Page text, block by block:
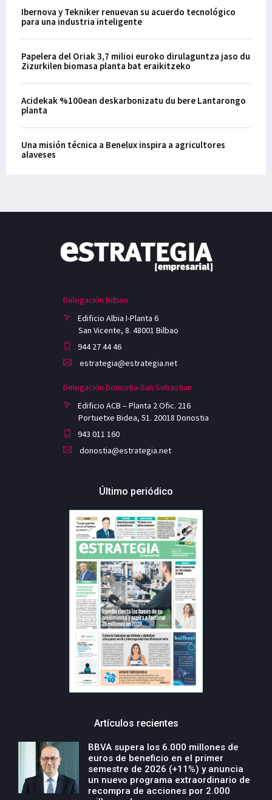
Ibernova y Tekniker renuevan su acuerdo tecnológico
para una industria inteligente
Papelera del Oriak 3,7 milioi euroko dirulaguntza jaso du
Zizurkilen biomasa planta bat eraikitzeko
Acidekak %100ean deskarbonizatu du bere Lantarongo
planta
Una misión técnica a Benelux inspira a agricultores
alaveses
Delegación Bilbao
Edificio Albia I-Planta 6
San Vicente, 8. 48001 Bilbao
944 27 44 46
estrategia@estrategia.net
Delegación Donostia-San Sebastian
Edificio ACB – Planta 2 Ofic. 216
Portuetxe Bidea, 51. 20018 Donostia
943 011 160
donostia@estrategia.net
Último periódico
Artículos recientes
BBVA supera los 6.000 millones de
euros de beneficio en el primer
semestre de 2026 (+11%) y anuncia
un nuevo programa extraordinario de
recompra de acciones por 2.000